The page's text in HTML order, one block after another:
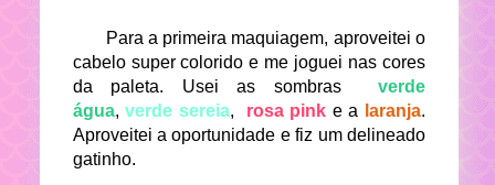
Para a primeira maquiagem, aproveitei o
cabelo super colorido e me joguei nas cores
da paleta. Usei as sombras
verde
água,verde sereia, rosa pink e a laranja.
Aproveitei a oportunidade e fiz um delineado
gatinho.